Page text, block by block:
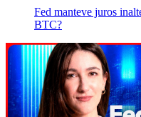
Fed manteve juros
BTC?